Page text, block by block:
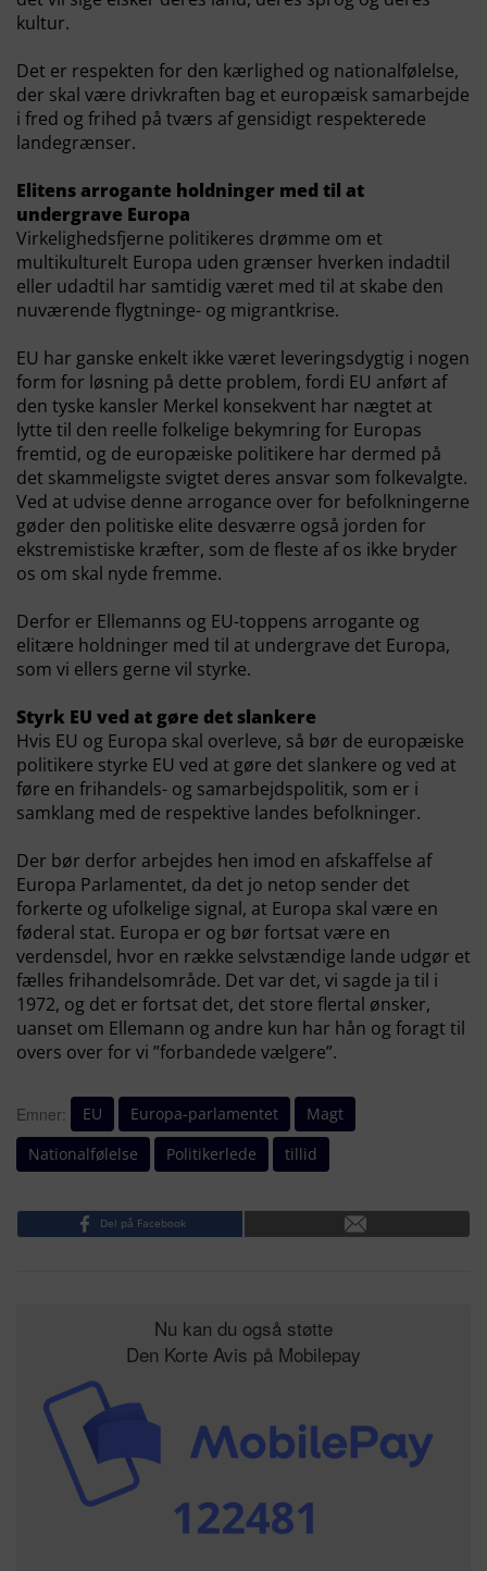
kultur.
Det er respekten for den kærlighed og nationalfølelse,
der skal være drivkraften bag et europæisk samarbejde
i fred og frihed på tværs af gensidigt respekterede
landegrænser.
Elitens arrogante holdninger med til at
undergrave Europa
Virkelighedsfjerne politikeres drømme om et
multikulturelt Europa uden grænser hverken indadtil
eller udadtil har samtidig været med til at skabe den
nuværende flygtninge- og migrantkrise.
EU har ganske enkelt ikke været leveringsdygtig i nogen
form for løsning på dette problem, fordi EU anført af
den tyske kansler Merkel konsekvent har nægtet at
lytte til den reelle folkelige bekymring for Europas
fremtid, og de europæiske politikere har dermed på
det skammeligste svigtet deres ansvar som folkevalgte.
Ved at udvise denne arrogance over for befolkningerne
gøder den politiske elite desværre også jorden for
ekstremistiske kræfter, som de fleste af os ikke bryder
os om skal nyde fremme.
Derfor er Ellemanns og EU-toppens arrogante og
elitære holdninger med til at undergrave det Europa,
som vi ellers gerne vil styrke.
Styrk EU ved at gøre det slankere
Hvis EU og Europa skal overleve, så bør de europæiske
politikere styrke EU ved at gøre det slankere og ved at
føre en frihandels- og samarbejdspolitik, som er i
samklang med de respektive landes befolkninger.
Der bør derfor arbejdes hen imod en afskaffelse af
Europa Parlamentet, da det jo netop sender det
forkerte og ufolkelige signal, at Europa skal være en
føderal stat. Europa er og bør fortsat være en
verdensdel, hvor en række selvstændige lande udgør et
fælles frihandelsområde. Det var det, vi sagde ja til i
1972, og det er fortsat det, det store flertal ønsker,
uanset om Ellemann og andre kun har hån og foragt til
overs over for vi ”forbandede vælgere”.
Emner: EU Europa-parlamentet
Magt
Nationalfølelse
Politikerlede tillid
Del på Facebook
Nu kan du også støtte
Den Korte Avis på Mobilepay